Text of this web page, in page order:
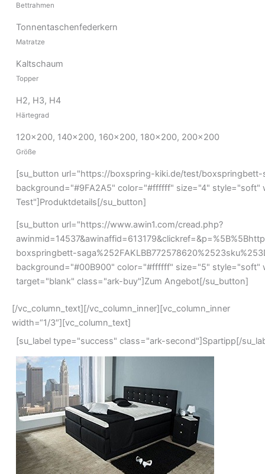
Bettrahmen
Tonnentaschenfederkern
Matratze
Kaltschaum
Topper
H2, H3, H4
Härtegrad
120x200, 140x200, 160x200, 180x200, 200x200
Größe
[su_button url="https://boxspring-kiki.de/test/
background="#9FA2A5" color="#ffffff" size="4" style="soft"
Test"]Produktdetails[/su_button]
[su_button url="https://www.awin1.com/cread.php?
boxspringbett-
background="#00B900" color="#ffffff" size="5"
target="blank" class="ark-buy"]Zum Angebot[/su_button]
[/vc_column_text][/vc_column_inner][vc_column_inner
width=“1/3″][vc_column_text]
[su_label type="success" class="ark-second"]Spartipp[/